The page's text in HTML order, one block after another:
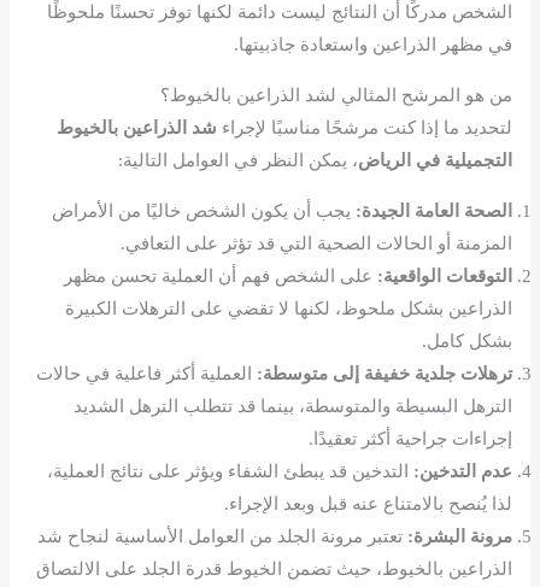
الشخص مدركًا أن النتائج ليست دائمة لكنها توفر تحسنًا ملحوظًا
في مظهر الذراعين واستعادة جاذبيتها.
من هو المرشح المثالي لشد الذراعين بالخيوط؟
لتحديد ما إذا كنت مرشحًا مناسبًا لإجراء شد الذراعين بالخيوط
التجميلية في الرياض، يمكن النظر في العوامل التالية:
الصحة العامة الجيدة: يجب أن يكون الشخص خاليًا من الأمراض
المزمنة أو الحالات الصحية التي قد تؤثر على التعافي.
التوقعات الواقعية: على الشخص فهم أن العملية تحسن مظهر
الذراعين بشكل ملحوظ، لكنها لا تقضي على الترهلات الكبيرة
بشكل كامل.
ترهلات جلدية خفيفة إلى متوسطة: العملية أكثر فاعلية في حالات
الترهل البسيطة والمتوسطة، بينما قد تتطلب الترهل الشديد
إجراءات جراحية أكثر تعقيدًا.
عدم التدخين: التدخين قد يبطئ الشفاء ويؤثر على نتائج العملية،
لذا يُنصح بالامتناع عنه قبل وبعد الإجراء.
مرونة البشرة: تعتبر مرونة الجلد من العوامل الأساسية لنجاح شد
الذراعين بالخيوط، حيث تضمن الخيوط قدرة الجلد على الالتصاق